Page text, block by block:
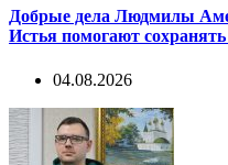
Добрые дела Людмилы
Истья помогают
04.08.2026